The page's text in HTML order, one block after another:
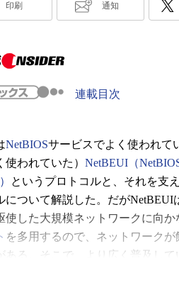
印刷 通知
連載目次
NetBIOSサービスでよく使われて
使われていた） NetBEUI（
というプロトコルと、それを支
について解説した。だがNetBEUI
使した大規模ネットワークに向か
を多用するので、ネットワーク
ある。そこで、より広く普及して